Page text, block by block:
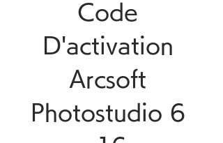
Code
D'activation
Arcsoft
Photostudio 6